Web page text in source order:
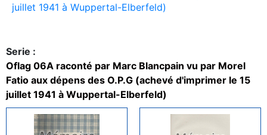
juillet 1941 à Wuppertal-Elberfeld)
Serie :
Oflag 06A raconté par Marc Blancpain vu par Morel
Fatio aux dépens des O.P.G (achevé d'imprimer le 15
juillet 1941 à Wuppertal-Elberfeld)